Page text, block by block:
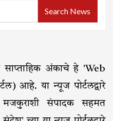
Search News
साप्ताहिक अंकाचे हे 'Web
आहे. या न्यूज पोर्टलद्वारे
मजकुराशी संपादक सहमत